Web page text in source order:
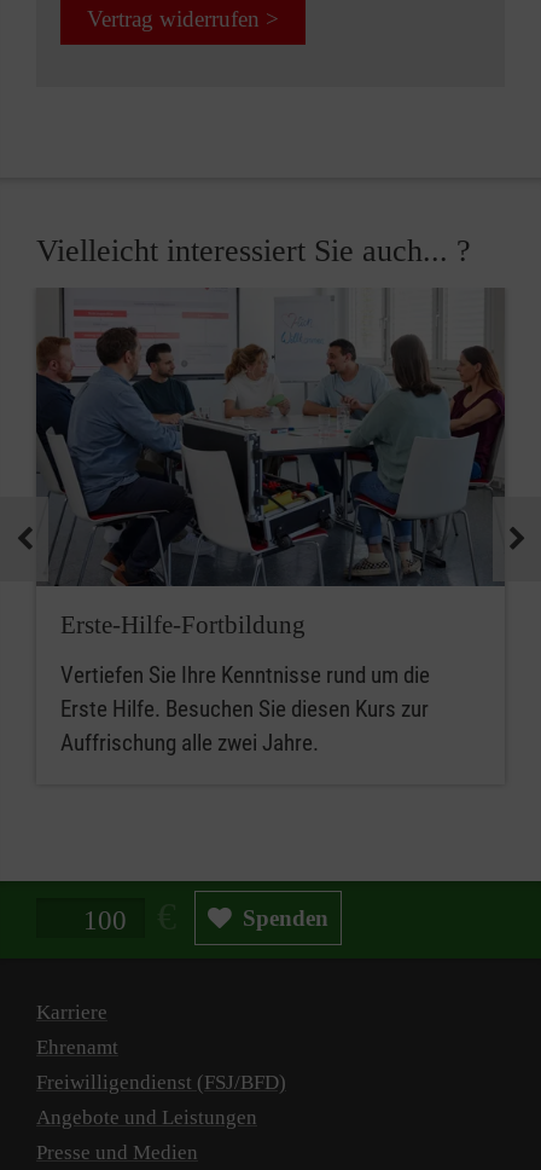
Vertrag widerrufen >
Vielleicht interessiert Sie auch... ?
Erste-Hilfe-Fortbildung
Vertiefen Sie Ihre Kenntnisse rund um die
Erste Hilfe. Besuchen Sie diesen Kurs zur
Auffrischung alle zwei Jahre.
Spendenbetrag in Euro Spenden
Karriere
Ehrenamt
Freiwilligendienst (FSJ/BFD)
Angebote und Leistungen
Presse und Medien